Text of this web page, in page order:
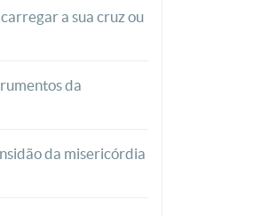
a sua cruz ou
da
da misericórdia